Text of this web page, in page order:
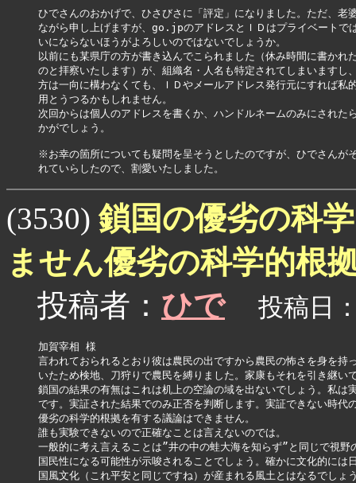
ひでさんのおかげで、ひさびさに「評定」になりました。ただ、老
ながら申し上げますが、go.jpのアドレスとＩＤはプライベートで
いにならないほうがよろしいのではないでしょうか。
以前にも某県庁の方が書き込んでこられました（休み時間に書かれ
のと拝察いたします）が、組織名・人名も特定されてしまいますし
方は一向に構わなくても、ＩＤやメールアドレス発行元にすれば私
用とうつるかもしれません。
次回からは個人のアドレスを書くか、ハンドルネームのみにされた
かがでしょう。
※お幸の箇所についても疑問を呈そうとしたのですが、ひでさんが
(3530)鎖国の優劣の科
ません優劣の科学的根
投稿者： ひで 投稿日：
加賀宰相 様
言われておられるとおり彼は農民の出ですから農民の怖さを身を持
いたため検地、刀狩りで農民を縛りました。家康もそれを引き継い
鎖国の結果の有無はこれは机上の空論の域を出ないでしょう。私は
です。実証された結果でのみ正否を判断します。実証できない時代
優劣の科学的根拠を有する議論はできません。
誰も実験できないので正確なことは言えないのでは。
一般的に考え言えることは”井の中の蛙大海を知らず”と同じで視野
国民性になる可能性が示唆されることでしょう。確かに文化的には
国風文化（これ平安と同じですね）が産まれる風土とはなるでしょ